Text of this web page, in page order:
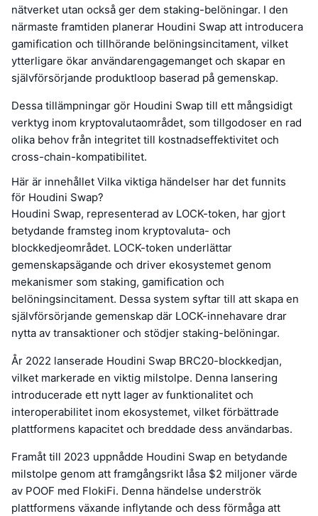
nätverket utan också ger dem staking-belöningar. I den
närmaste framtiden planerar Houdini Swap att introducera
gamification och tillhörande belöningsincitament, vilket
ytterligare ökar användarengagemanget och skapar en
självförsörjande produktloop baserad på gemenskap.
Dessa tillämpningar gör Houdini Swap till ett mångsidigt
verktyg inom kryptovalutaområdet, som tillgodoser en rad
olika behov från integritet till kostnadseffektivitet och
cross-chain-kompatibilitet.
Här är innehållet Vilka viktiga händelser har det funnits
för Houdini Swap?
Houdini Swap, representerad av LOCK-token, har gjort
betydande framsteg inom kryptovaluta- och
blockkedjeområdet. LOCK-token underlättar
gemenskapsägande och driver ekosystemet genom
mekanismer som staking, gamification och
belöningsincitament. Dessa system syftar till att skapa en
självförsörjande gemenskap där LOCK-innehavare drar
nytta av transaktioner och stödjer staking-belöningar.
År 2022 lanserade Houdini Swap BRC20-blockkedjan,
vilket markerade en viktig milstolpe. Denna lansering
introducerade ett nytt lager av funktionalitet och
interoperabilitet inom ekosystemet, vilket förbättrade
plattformens kapacitet och breddade dess användarbas.
Framåt till 2023 uppnådde Houdini Swap en betydande
milstolpe genom att framgångsrikt låsa $2 miljoner värde
av POOF med FlokiFi. Denna händelse underströk
plattformens växande inflytande och dess förmåga att